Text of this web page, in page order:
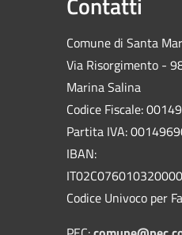
Comune di Santa
Via Risorgimento -
Marina Salina
Codice Fiscale:
Partita IVA:
IBAN:
Codice Univoco per